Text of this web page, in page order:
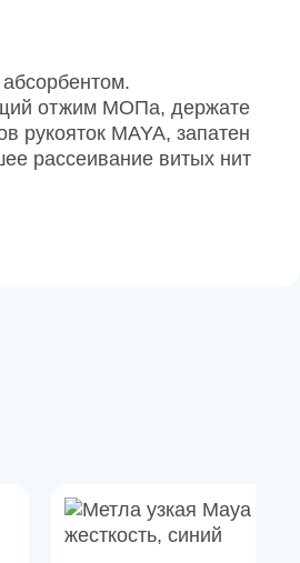
отжим МОПа, держате
рукояток MAYA, запатен
рассеивание витых нит